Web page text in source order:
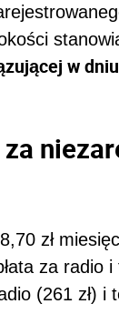
w
zł
za
(261 zł) i